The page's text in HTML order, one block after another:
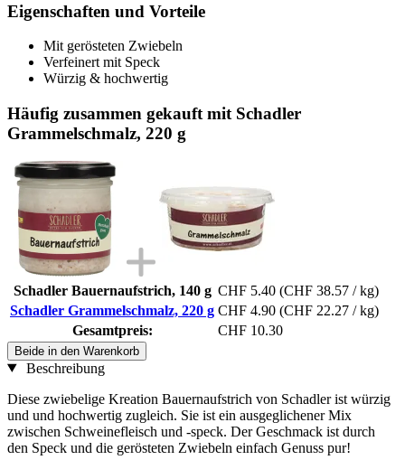
Eigenschaften und Vorteile
Mit gerösteten Zwiebeln
Verfeinert mit Speck
Würzig & hochwertig
Häufig zusammen gekauft mit Schadler
Grammelschmalz, 220 g
Schadler Bauernaufstrich, 140 g CHF 5.40 (CHF 38.57 / kg)
Schadler Grammelschmalz, 220 g CHF 4.90 (CHF 22.27 / kg)
Gesamtpreis:
CHF 10.30
Beide in den Warenkorb
Beschreibung
Diese zwiebelige Kreation Bauernaufstrich von Schadler ist würzig
und und hochwertig zugleich. Sie ist ein ausgeglichener Mix
zwischen Schweinefleisch und -speck. Der Geschmack ist durch
den Speck und die gerösteten Zwiebeln einfach Genuss pur!